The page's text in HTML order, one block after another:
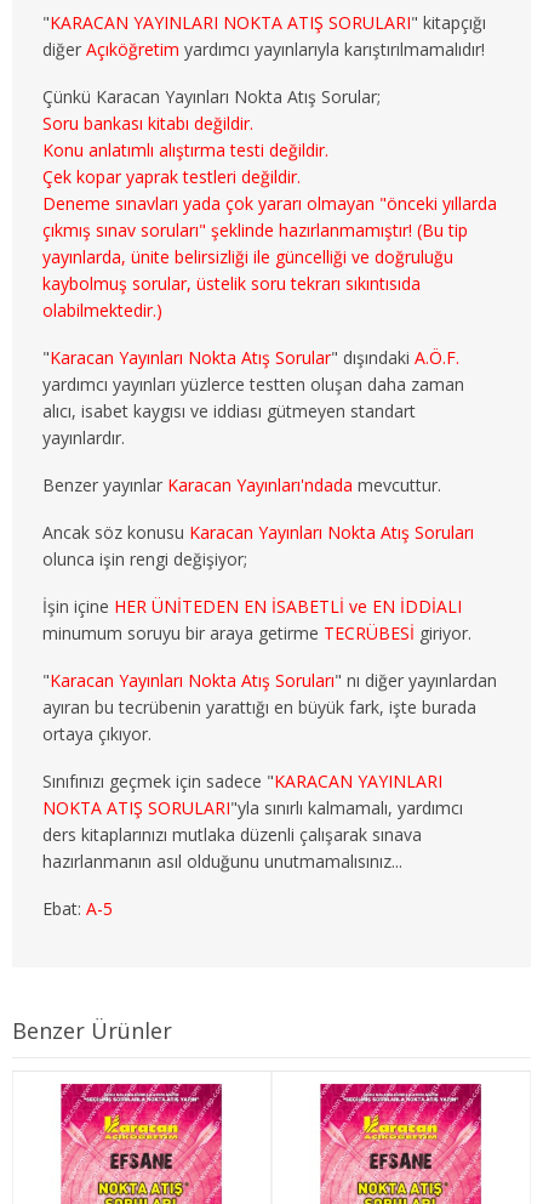
2. SINIF 4. YARIYIL MALİYE
3. SINIF 5. YARIYIL MALİYE
3. SINIF 6. YARIYIL MALİYE
4. SINIF 7. YARIYIL MALİYE
4. SINIF 8. YARIYIL MALİYE
ÇALIŞMA EKO. VE END. İLİŞ.
1. SINIF 1. YARIYIL ÇEKO
1. SINIF 2. YARIYIL ÇEKO
2. SINIF 3. YARIYIL ÇEKO
2. SINIF 4. YARIYIL ÇEKO
3. SINIF 6. YARIYIL ÇEKO
4. SINIF 7. YARIYIL ÇEKO
4. SINIF 8. YARIYIL ÇEKO
ULUSLARARASI İLİŞKİLER
1. SINIF 1. YARIYIL ULUSLARARASI İLŞ
1. SINIF 2. YARIYIL ULUSLARARASI İLŞ
2. SINIF 4. YARIYIL ULUSLARARASI İLŞ
3. SINIF 5. YARIYIL ULUSLARARASI İLŞ
3. SINIF 6. YARIYIL ULUSLARARASI İLŞ
4. SINIF 7. YARIYIL ULUSLARARASI İLŞ
"KARACAN YAYINLARI NOKTA ATIŞ SORULARI" kitapçığı
diğer Açıköğretim yardımcı yayınlarıyla karıştırılmamalıdır!
Çünkü Karacan Yayınları Nokta Atış Sorular;
Soru bankası kitabı değildir.
Konu anlatımlı alıştırma testi değildir.
Çek kopar yaprak testleri değildir.
Deneme sınavları yada çok yararı olmayan "önceki yıllarda
çıkmış sınav soruları" şeklinde hazırlanmamıştır! (Bu tip
yayınlarda, ünite belirsizliği ile güncelliği ve doğruluğu
kaybolmuş sorular, üstelik soru tekrarı sıkıntısıda
olabilmektedir.)
"Karacan Yayınları Nokta Atış Sorular" dışındaki A.Ö.F.
yardımcı yayınları yüzlerce testten oluşan daha zaman
alıcı, isabet kaygısı ve iddiası gütmeyen standart
yayınlardır.
Benzer yayınlar Karacan Yayınları'ndada mevcuttur.
Ancak söz konusu Karacan Yayınları Nokta Atış Soruları
olunca işin rengi değişiyor;
İşin içine HER ÜNİTEDEN EN İSABETLİ ve EN İDDİALI
minumum soruyu bir araya getirme TECRÜBESİ giriyor.
"Karacan Yayınları Nokta Atış Soruları" nı diğer yayınlardan
ayıran bu tecrübenin yarattığı en büyük fark, işte burada
ortaya çıkıyor.
Sınıfınızı geçmek için sadece "KARACAN YAYINLARI
NOKTA ATIŞ SORULARI"yla sınırlı kalmamalı, yardımcı
ders kitaplarınızı mutlaka düzenli çalışarak sınava
hazırlanmanın asıl olduğunu unutmamalısınız...
Ebat: A-5
Benzer Ürünler